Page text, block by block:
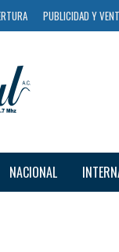
PUBLICIDAD Y
NACIONAL